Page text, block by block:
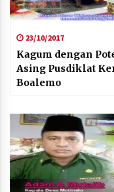
23/10/2017
Kagum dengan
Asing Pusdiklat
Boalemo